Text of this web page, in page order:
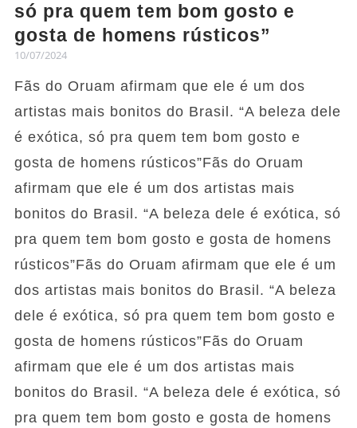
só pra quem tem bom gosto e
gosta de homens rústicos”
10/07/2024
Fãs do Oruam afirmam que ele é um dos
artistas mais bonitos do Brasil. “A beleza dele
é exótica, só pra quem tem bom gosto e
gosta de homens rústicos”Fãs do Oruam
afirmam que ele é um dos artistas mais
bonitos do Brasil. “A beleza dele é exótica, só
pra quem tem bom gosto e gosta de homens
rústicos”Fãs do Oruam afirmam que ele é um
dos artistas mais bonitos do Brasil. “A beleza
dele é exótica, só pra quem tem bom gosto e
gosta de homens rústicos”Fãs do Oruam
afirmam que ele é um dos artistas mais
bonitos do Brasil. “A beleza dele é exótica, só
pra quem tem bom gosto e gosta de homens